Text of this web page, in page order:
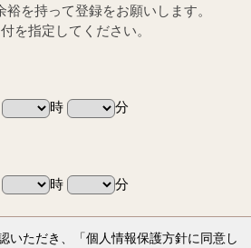
を持って登録をお願いします。
を指定してください。
時
分
時 分
いただき、「個人情報保護方針に同意し